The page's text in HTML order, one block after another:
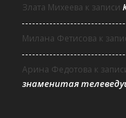
Злата Михеева к записи
Милана Фетисова к
Арина Федотова к
знаменитая